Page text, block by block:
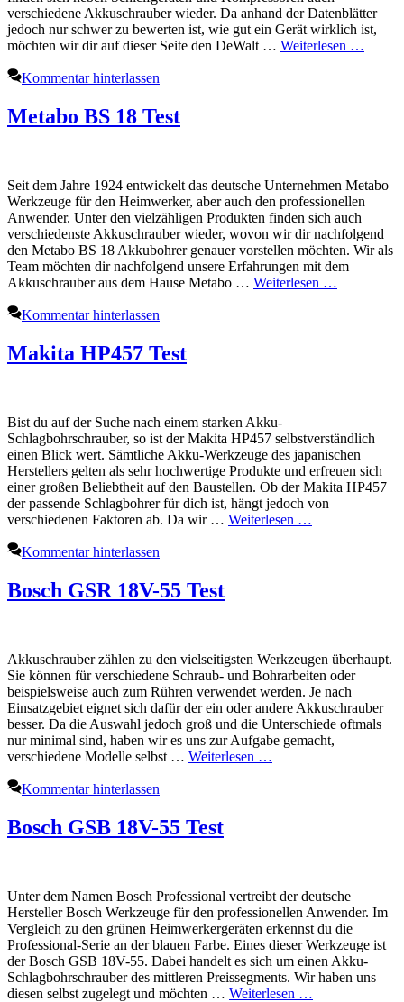
verschiedene Akkuschrauber wieder. Da anhand der Datenblätter
jedoch nur schwer zu bewerten ist, wie gut ein Gerät wirklich ist,
möchten wir dir auf dieser Seite den DeWalt … Weiterlesen …
Kommentar hinterlassen
Metabo BS 18 Test
Seit dem Jahre 1924 entwickelt das deutsche Unternehmen Metabo
Werkzeuge für den Heimwerker, aber auch den professionellen
Anwender. Unter den vielzähligen Produkten finden sich auch
verschiedenste Akkuschrauber wieder, wovon wir dir nachfolgend
den Metabo BS 18 Akkubohrer genauer vorstellen möchten. Wir als
Team möchten dir nachfolgend unsere Erfahrungen mit dem
Akkuschrauber aus dem Hause Metabo … Weiterlesen …
Kommentar hinterlassen
Makita HP457 Test
Bist du auf der Suche nach einem starken Akku-
Schlagbohrschrauber, so ist der Makita HP457 selbstverständlich
einen Blick wert. Sämtliche Akku-Werkzeuge des japanischen
Herstellers gelten als sehr hochwertige Produkte und erfreuen sich
einer großen Beliebtheit auf den Baustellen. Ob der Makita HP457
der passende Schlagbohrer für dich ist, hängt jedoch von
verschiedenen Faktoren ab. Da wir … Weiterlesen …
Kommentar hinterlassen
Bosch GSR 18V-55 Test
Akkuschrauber zählen zu den vielseitigsten Werkzeugen überhaupt.
Sie können für verschiedene Schraub- und Bohrarbeiten oder
beispielsweise auch zum Rühren verwendet werden. Je nach
Einsatzgebiet eignet sich dafür der ein oder andere Akkuschrauber
besser. Da die Auswahl jedoch groß und die Unterschiede oftmals
nur minimal sind, haben wir es uns zur Aufgabe gemacht,
verschiedene Modelle selbst … Weiterlesen …
Kommentar hinterlassen
Bosch GSB 18V-55 Test
Unter dem Namen Bosch Professional vertreibt der deutsche
Hersteller Bosch Werkzeuge für den professionellen Anwender. Im
Vergleich zu den grünen Heimwerkergeräten erkennst du die
Professional-Serie an der blauen Farbe. Eines dieser Werkzeuge ist
der Bosch GSB 18V-55. Dabei handelt es sich um einen Akku-
Schlagbohrschrauber des mittleren Preissegments. Wir haben uns
diesen selbst zugelegt und möchten … Weiterlesen …